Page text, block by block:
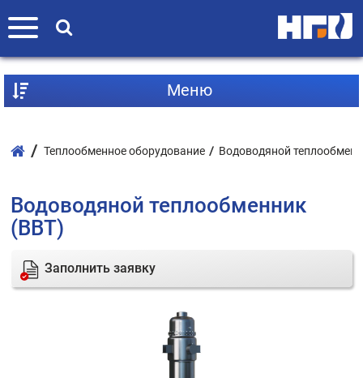
Mеню
Теплообменное оборудование Водоводяной
Водоводяной теплообменник
(ВВТ)
Заполнить заявку